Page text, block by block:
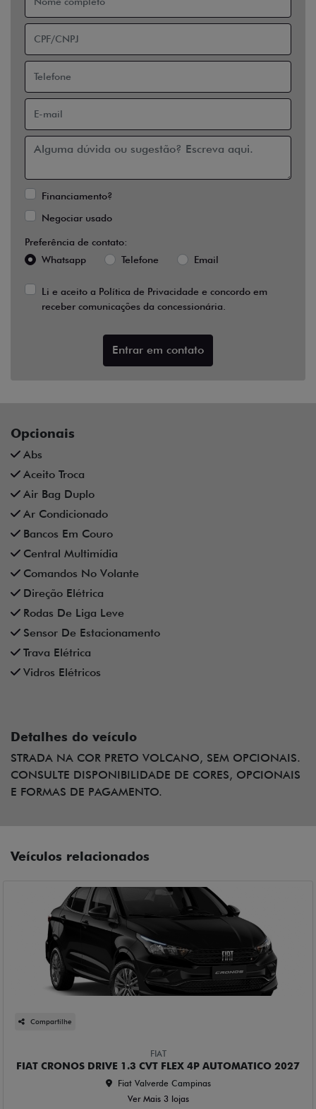
Financiamento?
Negociar usado
Preferência de contato:
Whatsapp
Telefone Email
Li e aceito a Política de Privacidade e concordo em
receber comunicações da concessionária.
Entrar em contato
Opcionais
Abs
Aceito Troca
Air Bag Duplo
Ar Condicionado
Bancos Em Couro
Central Multimídia
Comandos No Volante
Direção Elétrica
Rodas De Liga Leve
Sensor De Estacionamento
Trava Elétrica
Vidros Elétricos
Detalhes do veículo
STRADA NA COR PRETO VOLCANO, SEM OPCIONAIS.
CONSULTE DISPONIBILIDADE DE CORES, OPCIONAIS
E FORMAS DE PAGAMENTO.
Veículos relacionados
Compartilhe
FIAT
FIAT CRONOS DRIVE 1.3 CVT FLEX 4P AUTOMATICO 2027
Fiat Valverde Campinas
Ver Mais 3 lojas